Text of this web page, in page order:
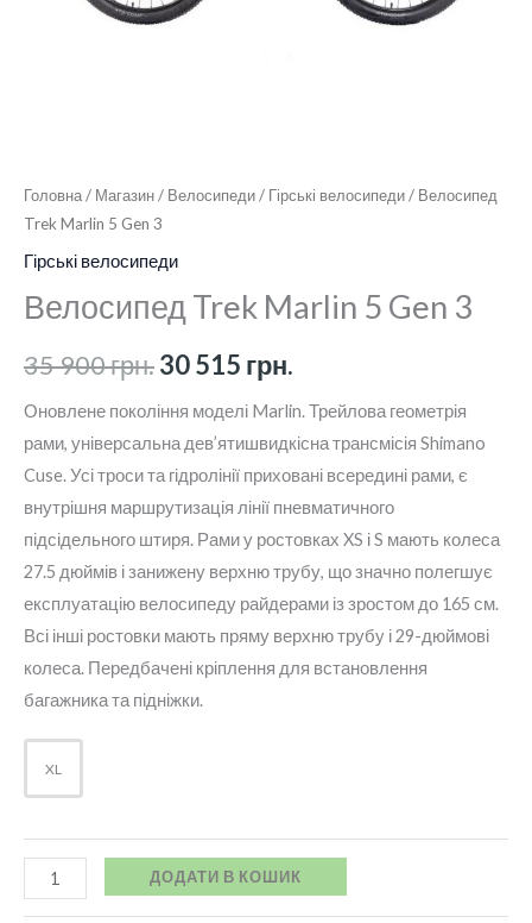
Головна/ Магазин/ Велосипеди/ Гірські велосипеди/ Велосипед
Trek Marlin 5 Gen 3
Гірські велосипеди
Велосипед Trek Marlin 5 Gen 3
35 900грн.30 515 грн.
Оновлене покоління моделі Marlin. Трейлова геометрія
рами, універсальна дев’ятишвидкісна трансмісія Shimano
Cuse. Усі троси та гідролінії приховані всередині рами, є
внутрішня маршрутизація лінії пневматичного
підсідельного штиря. Рами у ростовках XS і S мають колеса
27.5 дюймів і занижену верхню трубу, що значно полегшує
експлуатацію велосипеду райдерами із зростом до 165 см.
Всі інші ростовки мають пряму верхню трубу і 29-дюймові
колеса. Передбачені кріплення для встановлення
багажника та підніжки.
XL
ДОДАТИ В КОШИК